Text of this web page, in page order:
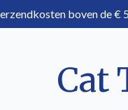
boven de €
Cat